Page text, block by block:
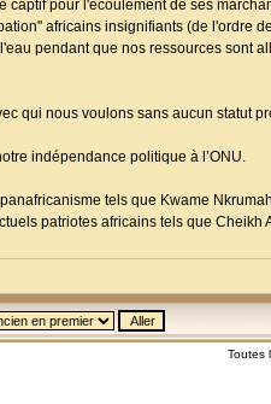
pour l'écoulement de ses
africains insignifiants (de l'ordre
pendant que nos ressources sont
qui nous voulons sans aucun statut
indépendance politique à l’ONU.
tels que Kwame
patriotes africains tels que Cheikh
Toutes